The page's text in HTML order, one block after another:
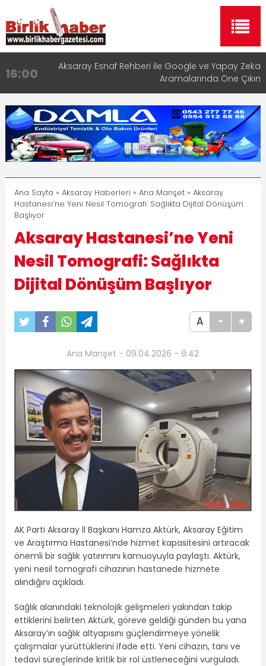
16:00
Aksaray Esnaf Rehberi ile Google ve Yapay Zeka
Aramalarında Öne Çıkın
8:23 Aksaray Esnaf Rehberi Hizmete Girdi
11:30
Birlikhaber.com Yayın Hayatına Başladı | Hızlı ve
Akıllı Haber Platformu
13:33 Taşımacılıkta Dijital Devrim: Rota Sepetim
17:15
Aksaray OSB Bölge Müdürü Makam Koltuğunu
Çocuklara Bıraktı
Ana Sayfa » Aksaray Haberleri » Ana Manşet» Aksaray
Hastanesi’ne Yeni Nesil Tomografi: Sağlıkta Dijital Dönüşüm
Başlıyor
Aksaray Hastanesi’ne Yeni
Nesil Tomografi: Sağlıkta
Dijital Dönüşüm Başlıyor
A - +
Ana Manşet - 09.04.2026 - 9:42
AK Parti Aksaray İl Başkanı Hamza Aktürk, Aksaray Eğitim
ve Araştırma Hastanesi’nde hizmet kapasitesini artıracak
önemli bir sağlık yatırımını kamuoyuyla paylaştı. Aktürk,
yeni nesil tomografi cihazının hastanede hizmete
alındığını açıkladı.
Sağlık alanındaki teknolojik gelişmeleri yakından takip
ettiklerini belirten Aktürk, göreve geldiği günden bu yana
Aksaray’ın sağlık altyapısını güçlendirmeye yönelik
çalışmalar yürüttüklerini ifade etti. Yeni cihazın, tanı ve
tedavi süreçlerinde kritik bir rol üstleneceğini vurguladı.